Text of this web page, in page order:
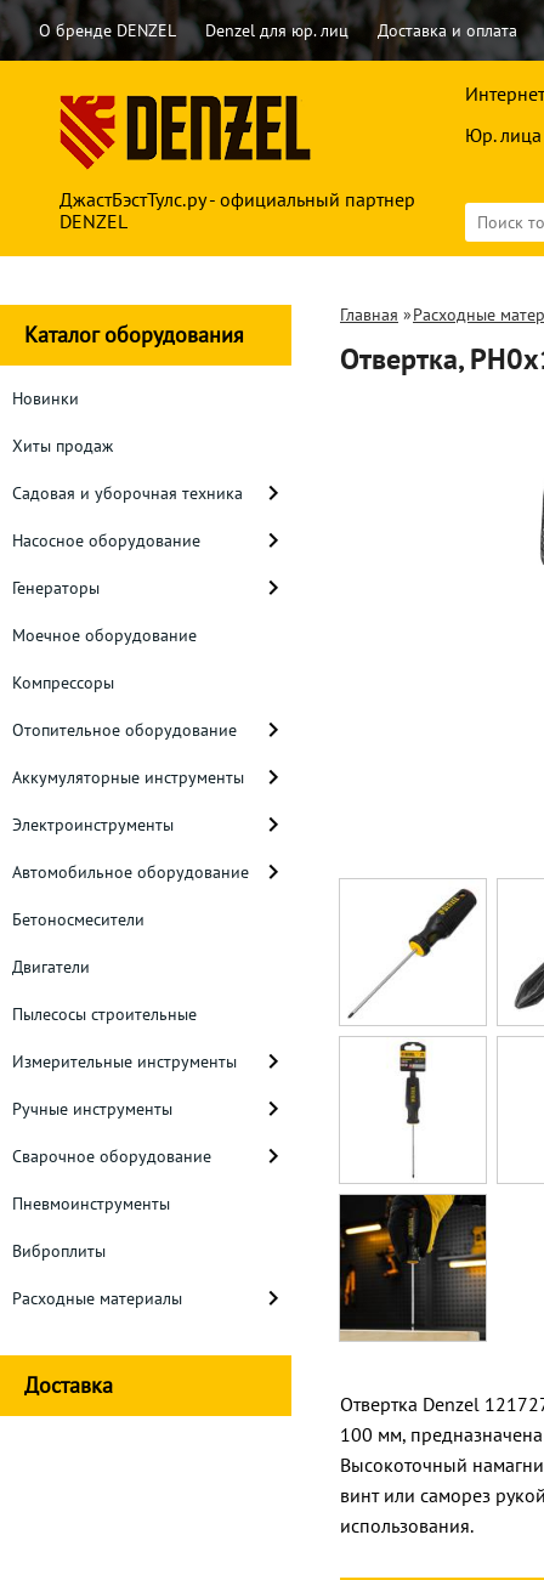
О бренде DENZEL Denzel для юр. лиц Доставка и оплата
ДжастБэстТулс.ру - официальный партнер
DENZEL
Юр. лица
Каталог оборудования
Новинки
Хиты продаж
Садовая и уборочная техника
Насосное оборудование
Генераторы
Моечное оборудование
Компрессоры
Отопительное оборудование
Аккумуляторные инструменты
Электроинструменты
Автомобильное оборудование
Бетоносмесители
Двигатели
Пылесосы строительные
Измерительные инструменты
Ручные инструменты
Сварочное оборудование
Пневмоинструменты
Виброплиты
Расходные материалы
Доставка
Главная »Расходные
Отвертка,
Отвертка Denzel
100 мм,
Высокоточный
винт или саморез
использования.